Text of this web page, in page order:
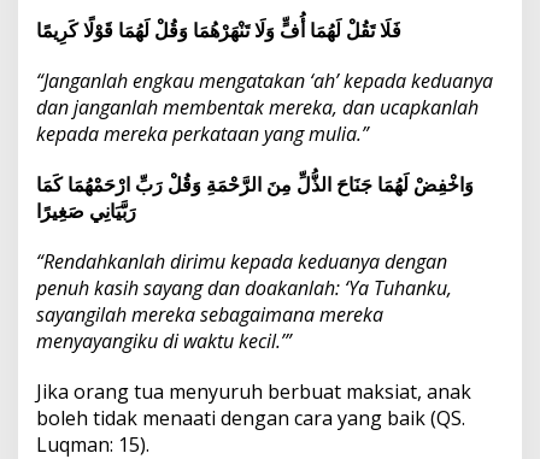
فَلَا تَقُلْ لَهُمَا أُفٍّ وَلَا تَنْهَرْهُمَا وَقُلْ لَهُمَا قَوْلًا كَرِيمًا
“Janganlah engkau mengatakan ‘ah’ kepada keduanya
dan janganlah membentak mereka, dan ucapkanlah
kepada mereka perkataan yang mulia.”
وَاخْفِضْ لَهُمَا جَنَاحَ الذُّلِّ مِنَ الرَّحْمَةِ وَقُلْ رَبِّ ارْحَمْهُمَا كَمَا
رَبَّيَانِي صَغِيرًا
“Rendahkanlah dirimu kepada keduanya dengan
penuh kasih sayang dan doakanlah: ‘Ya Tuhanku,
sayangilah mereka sebagaimana mereka
menyayangiku di waktu kecil.’”
Jika orang tua menyuruh berbuat maksiat, anak
boleh tidak menaati dengan cara yang baik (QS.
Luqman: 15).